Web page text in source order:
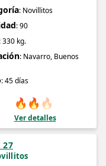
: Novillitos
: 90
: 330 kg.
: Navarro, Buenos
: 45 días
🔥 🔥 🔥
Ver detalles
27